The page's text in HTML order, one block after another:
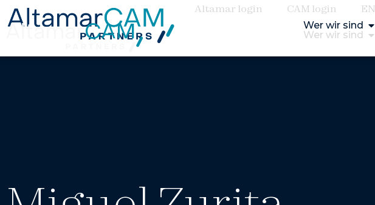
Altamar login CAM login EN
Wer wir sind
Wer wir sind